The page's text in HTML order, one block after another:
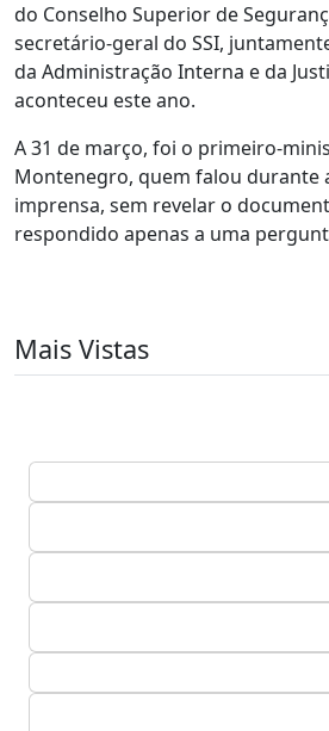
do Conselho Superior de
secretário-geral do SSI,
da Administração Interna e da
aconteceu este ano.
A 31 de março, foi o primeiro-
Montenegro, quem falou durante
imprensa, sem revelar o
respondido apenas a uma
Mais Vistas